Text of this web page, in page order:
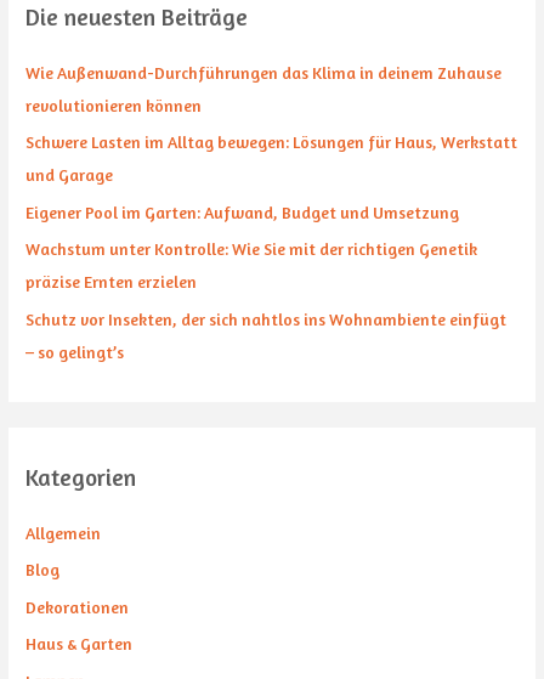
e
n
a
c
h
:
Die neuesten Beiträge
Wie Außenwand-Durchführungen das Klima in deinem Zuhause
revolutionieren können
Schwere Lasten im Alltag bewegen: Lösungen für Haus, Werkstatt
und Garage
Eigener Pool im Garten: Aufwand, Budget und Umsetzung
Wachstum unter Kontrolle: Wie Sie mit der richtigen Genetik
präzise Ernten erzielen
Schutz vor Insekten, der sich nahtlos ins Wohnambiente einfügt
– so gelingt’s
Kategorien
Allgemein
Blog
Dekorationen
Haus & Garten